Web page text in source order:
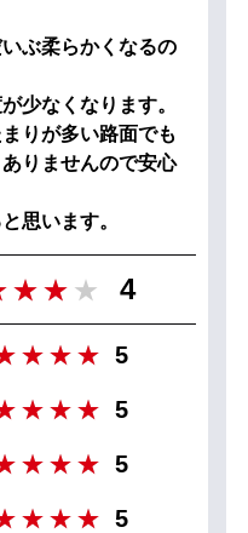
ぶ柔らかくなるの
少なくなります。
りが多い路面でも
りませんので安心
思います。
4
5
5
5
5